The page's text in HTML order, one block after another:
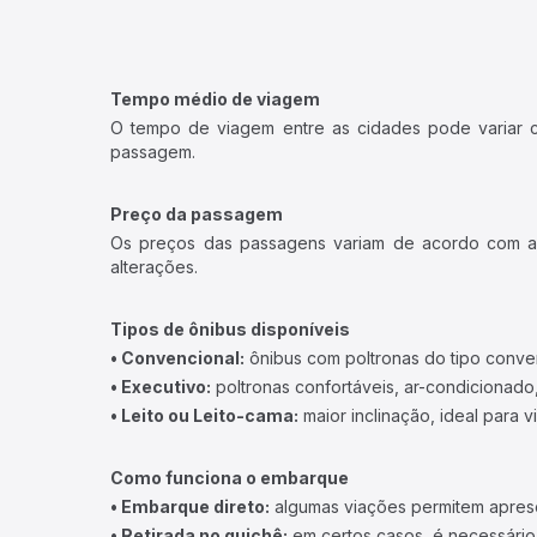
Tempo médio de viagem
O tempo de viagem entre as cidades pode variar
passagem.
Preço da passagem
Os preços das passagens variam de acordo com
alterações.
Tipos de ônibus disponíveis
• Convencional: ônibus com poltronas do tipo
• Executivo: poltronas confortáveis, ar-
• Leito ou Leito-cama: maior inclinação, ideal para
Como funciona o embarque
• Embarque direto: algumas viações permitem